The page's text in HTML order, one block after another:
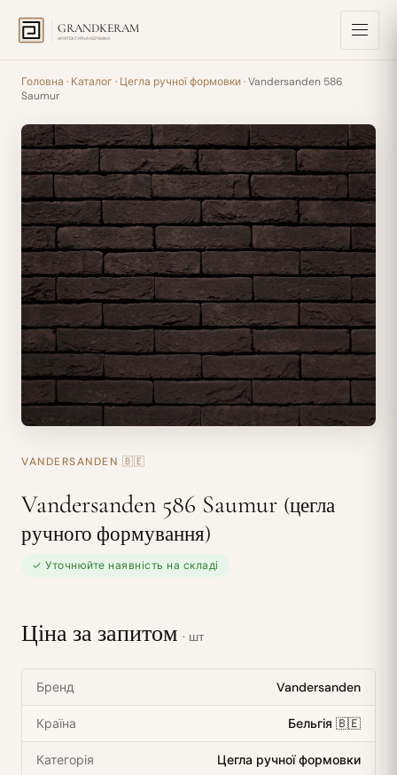
GRANDKERAM
АРХІТЕКТУРНА КЕРАМІКА
Головна · Каталог · Цегла ручної формовки· Vandersanden 586
Saumur
VANDERSANDEN 🇧🇪
Vandersanden 586 Saumur (цегла
ручного формування)
✓ Уточнюйте наявність на складі
Ціна за запитом · шт
Бренд Vandersanden
Країна Бельгія 🇧🇪
Категорія Цегла ручної формовки